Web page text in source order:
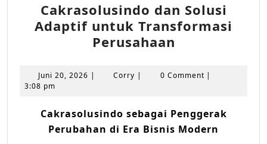
Cakrasolusindo dan Solusi
Adaptif untuk Transformasi
Perusahaan
Solusi
Perusahaan
Juni 20, 2026 Juni
| Corry Corry
| 0 Comment |
3:08 pm
Cakrasolusindo sebagai Penggerak
Perubahan di Era Bisnis Modern